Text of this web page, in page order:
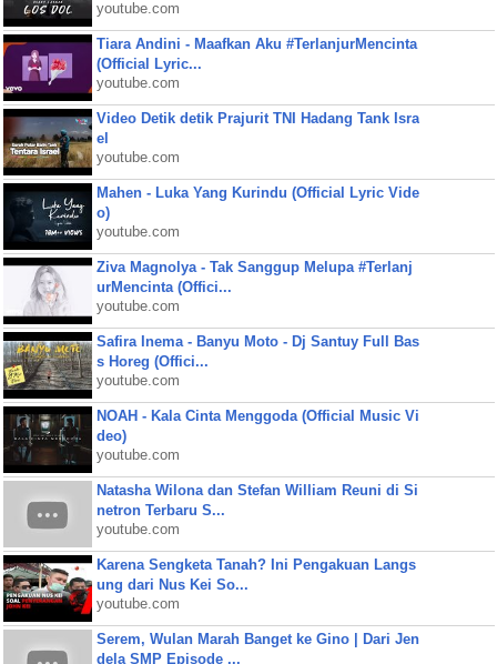
youtube.com
Tiara Andini - Maafkan Aku #TerlanjurMencinta
(Official Lyric...
youtube.com
Video Detik detik Prajurit TNI Hadang Tank Isra
el
youtube.com
Mahen - Luka Yang Kurindu (Official Lyric Vide
o)
youtube.com
Ziva Magnolya - Tak Sanggup Melupa #Terlanj
urMencinta (Offici...
youtube.com
Safira Inema - Banyu Moto - Dj Santuy Full Bas
s Horeg (Offici...
youtube.com
NOAH - Kala Cinta Menggoda (Official Music Vi
deo)
youtube.com
Natasha Wilona dan Stefan William Reuni di Si
netron Terbaru S...
youtube.com
Karena Sengketa Tanah? Ini Pengakuan Langs
ung dari Nus Kei So...
youtube.com
Serem, Wulan Marah Banget ke Gino | Dari Jen
dela SMP Episode ...